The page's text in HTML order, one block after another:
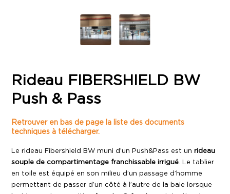
Rideau FIBERSHIELD BW
Push & Pass
Retrouver en bas de page la liste des documents
techniques à télécharger.
Le rideau Fibershield BW muni d’un Push&Pass est un rideau
souple de compartimentage franchissable irrigué . Le tablier
en toile est équipé en son milieu d’un passage d’homme
permettant de passer d’un côté à l’autre de la baie lorsque